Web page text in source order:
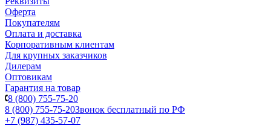
Оферта
Покупателям
Оплата и доставка
Корпоративным клиентам
Для крупных заказчиков
Дилерам
Оптовикам
Гарантия на товар
8 (800) 755-75-20
8 (800) 755-75-20Звонок бесплатный по РФ
+7 (987) 435-57-07